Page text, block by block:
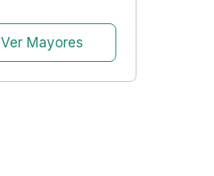
Ver Mayores